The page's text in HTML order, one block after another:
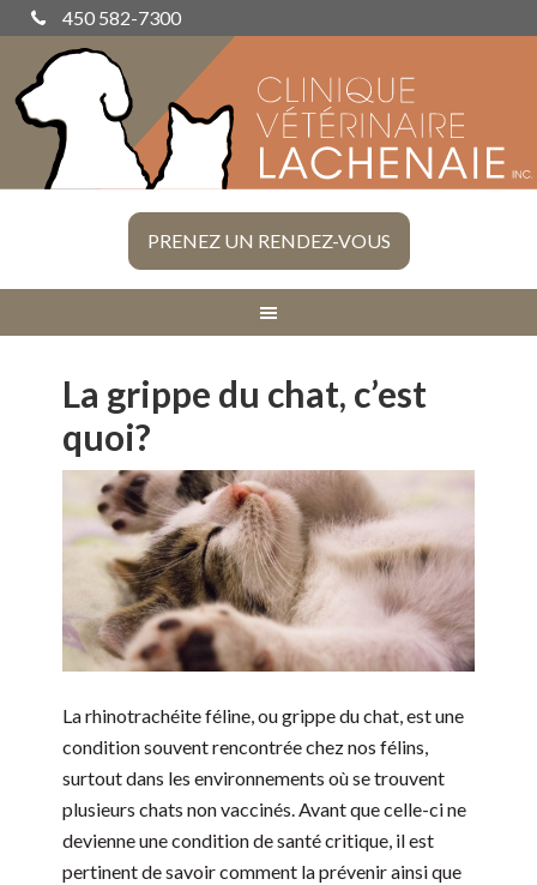
450 582-7300
PRENEZ UN RENDEZ-VOUS
La grippe du chat, c’est
quoi?
La rhinotrachéite féline, ou grippe du chat, est une
condition souvent rencontrée chez nos félins,
surtout dans les environnements où se trouvent
plusieurs chats non vaccinés. Avant que celle-ci ne
devienne une condition de santé critique, il est
pertinent de savoir comment la prévenir ainsi que